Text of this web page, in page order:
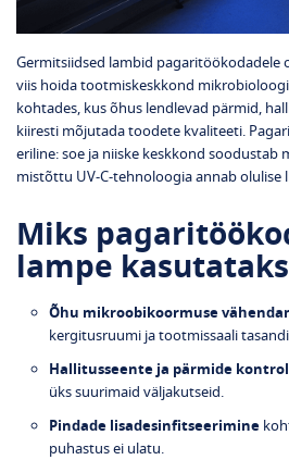
Germitsiidsed lambid pagaritöökodadele
viis hoida tootmiskeskkond
kohtades, kus õhus lendlevad pärmid,
kiiresti mõjutada toodete kvaliteeti.
eriline: soe ja niiske keskkond soodustab
mistõttu UV‑C‑tehnoloogia annab olulise
Miks
lampe
Õhu mikroobikoormuse
kergitusruumi ja tootmissaali
Hallitusseente ja pärmide
üks suurimaid väljakutseid.
Pindade lisadesinfitseerimine
puhastus ei ulatu.